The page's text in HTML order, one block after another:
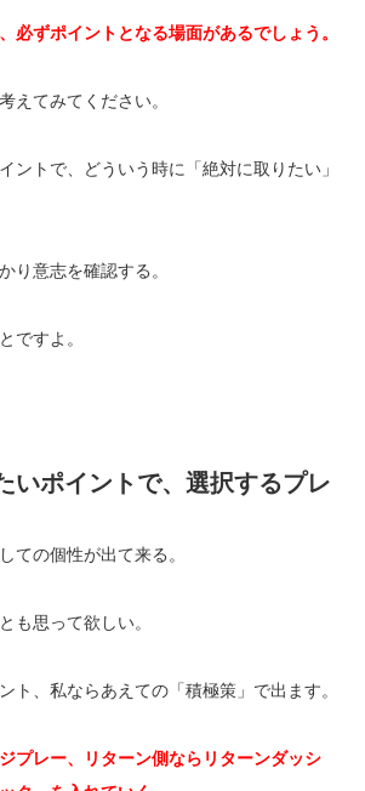
必ずポイントとなる場面があるでしょう。
えてみてください。
ントで、どういう時に「絶対に取りたい」
り意志を確認する。
ですよ。
いポイントで、選択するプレ
ての個性が出て来る。
も思って欲しい。
ト、私ならあえての「積極策」で出ます。
プレー、リターン側ならリターンダッシ